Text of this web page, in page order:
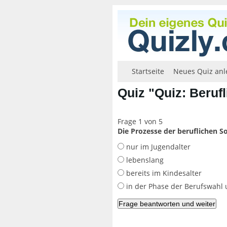
Startseite Neues Quiz
Quiz "Quiz:
Frage 1 von 5
Die Prozesse der beruflichen
nur im Jugendalter
lebenslang
bereits im Kindesalter
in der Phase der Berufswahl